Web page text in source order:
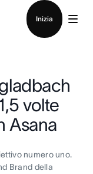
Inizia
volte
Asana
numero uno.
Brand della